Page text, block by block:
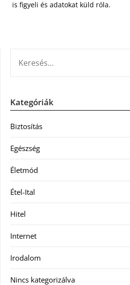
is figyeli és adatokat küld róla.
Kategóriák
Biztosítás
Egészség
Életmód
Étel-Ital
Hitel
Internet
Irodalom
Nincs kategorizálva